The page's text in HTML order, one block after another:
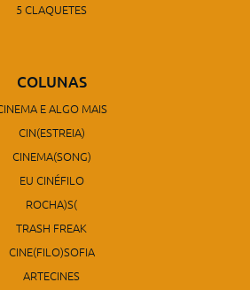
5 CLAQUETES
COLUNAS
E ALGO MAIS
CIN(ESTREIA)
CINEMA(SONG)
EU CINÉFILO
ROCHA)S(
TRASH FREAK
CINE(FILO)SOFIA
ARTECINES